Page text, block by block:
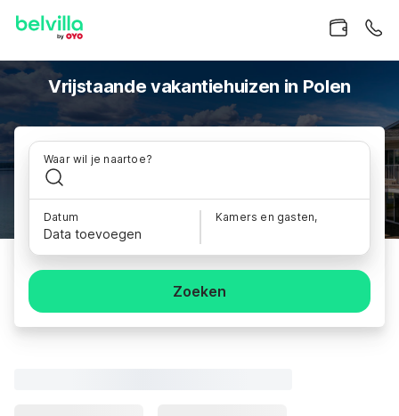
Vrijstaande vakantiehuizen in Polen
Waar wil je naartoe?
Datum
Data toevoegen
Kamers en gasten,
Zoeken